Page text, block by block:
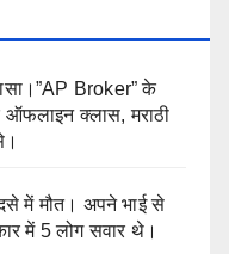
Broker” के
क्लास, मराठी
में मौत। अपने भाई से
में 5 लोग सवार थे।